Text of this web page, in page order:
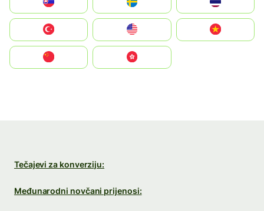
United States
中國香港特別行政區
Tečajevi za konverziju:
Međunarodni novčani prijenosi: